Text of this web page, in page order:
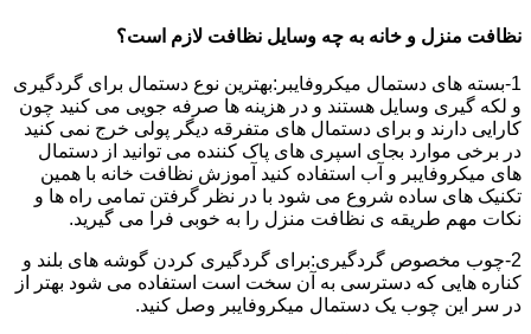
نظافت منزل و خانه به چه وسایل نظافت لازم است؟
1-بسته های دستمال میکروفایبر:بهترین نوع دستمال برای گردگیری
و لکه گیری وسایل هستند و در هزینه ها صرفه جویی می کنید چون
کارایی دارند و برای دستمال های متفرقه دیگر پولی خرج نمی کنید
در برخی موارد بجای اسپری های پاک کننده می توانید از دستمال
های میکروفایبر و آب استفاده کنید آموزش نظافت خانه با همین
تکنیک های ساده شروع می شود با در نظر گرفتن تمامی راه ها و
نکات مهم طریقه ی نظافت منزل را به خوبی فرا می گیرید.
2-چوب مخصوص گردگیری:برای گردگیری کردن گوشه های بلند و
کناره هایی که دسترسی به آن سخت است استفاده می شود بهتر از
در سر این چوب یک دستمال میکروفایبر وصل کنید.